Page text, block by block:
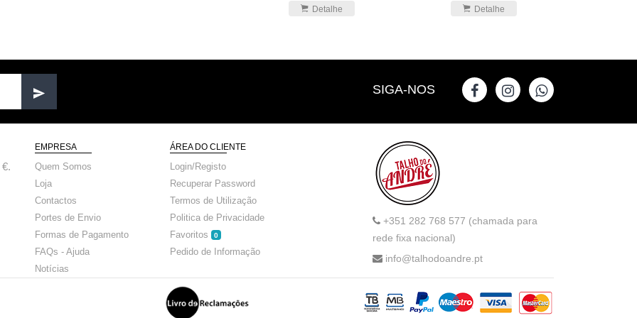
Detalhe
Detalhe
SIGA-NOS
EMPRESA
Quem Somos
Loja
Contactos
Portes de Envio
Formas de Pagamento
FAQs - Ajuda
Notícias
ÁREA DO CLIENTE
Login/Registo
Recuperar Password
Termos de Utilização
Politica de Privacidade
Favoritos
0
Pedido de Informação
+351 282 768 577 (chamada para
rede fixa nacional)
info@talhodoandre.pt